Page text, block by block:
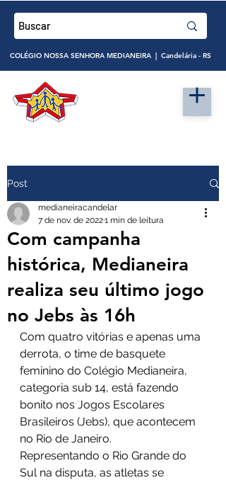
COLÉGIO NOSSA SENHORA MEDIANEIRA | Candelária - RS
Post
Com campanha
histórica, Medianeira
realiza seu último jogo
no Jebs às 16h
medianeiracandelar
7 de nov. de 20221 min de leitura
Com quatro vitórias e apenas uma
derrota, o time de basquete
feminino do Colégio Medianeira,
categoria sub 14, está fazendo
bonito nos Jogos Escolares
Brasileiros (Jebs), que acontecem
no Rio de Janeiro.
Representando o Rio Grande do
Sul na disputa, as atletas se